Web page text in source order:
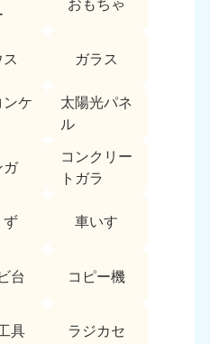
おもちゃ
ガラス
ケ
太陽光パネ
ル
ガ
コンクリー
トガラ
ず 車いす
台 コピー機
具 ラジカセ
9:00〜19:00 年中無休
国
山口県
050-1880-9900
9:00〜19:00 年中無休